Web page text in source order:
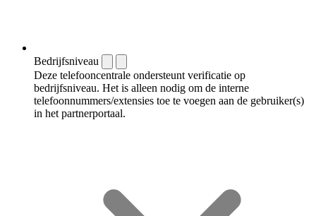
Bedrijfsniveau
Deze telefooncentrale ondersteunt verificatie op
bedrijfsniveau. Het is alleen nodig om de interne
telefoonnummers/extensies toe te voegen aan de gebruiker(s)
in het partnerportaal.